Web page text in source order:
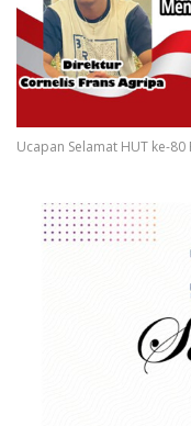
Ucapan Selamat HUT ke-80